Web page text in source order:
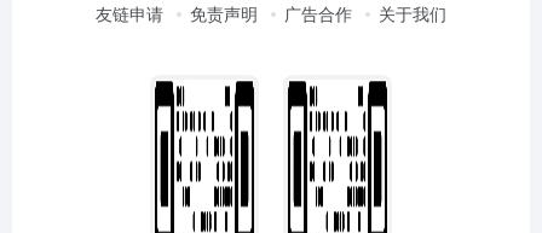
友链申请 免责声明 广告合作 关于我们